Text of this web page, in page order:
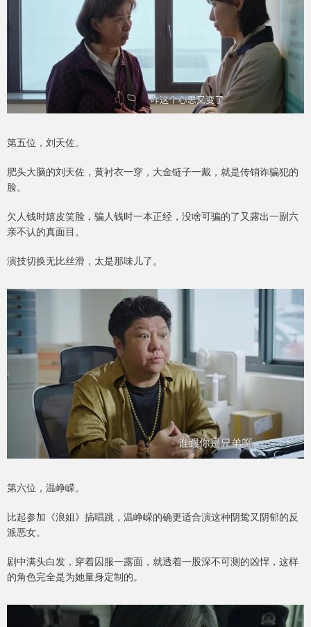
第五位，刘天佐。
肥头大脑的刘天佐，黄衬衣一穿，大金链子一戴，就是传销诈骗犯的
脸。
欠人钱时嬉皮笑脸，骗人钱时一本正经，没啥可骗的了又露出一副六
亲不认的真面目。
演技切换无比丝滑，太是那味儿了。
第六位，温峥嵘。
比起参加《浪姐》搞唱跳，温峥嵘的确更适合演这种阴鸷又阴郁的反
派恶女。
剧中满头白发，穿着囚服一露面，就透着一股深不可测的凶悍，这样
的角色完全是为她量身定制的。